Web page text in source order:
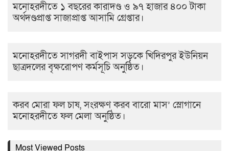
মনোহরদীতে ১ বছরের কারাদণ্ড ও ৯৭ হাজার ৪০০ টাকা
অর্থদণ্ডপ্রাপ্ত সাজাপ্রাপ্ত আসামি গ্রেপ্তার।
মনোহরদীতে সাগরদী বাইপাস সড়কে খিদিরপুর ইউনিয়ন
ছাত্রদলের বৃক্ষরোপণ কর্মসূচি অনুষ্ঠিত।
করব মোরা ফল চাষ, সংরক্ষণ করব বারো মাস’ স্লোগানে
মনোহরদীতে ফল মেলা অনুষ্ঠিত।
Most Viewed Posts